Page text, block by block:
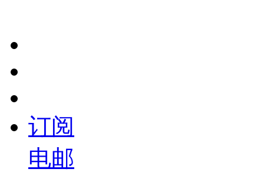
订阅
电邮